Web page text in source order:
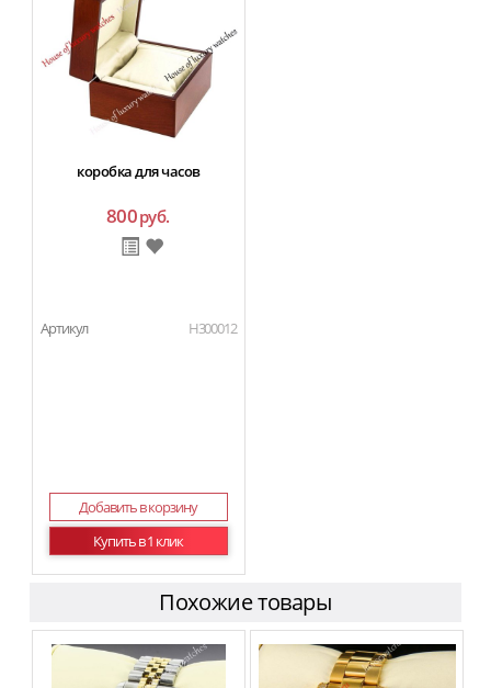
коробка для часов
800руб.
Артикул H300012
Добавить в корзину
Купить в 1 клик
Похожие товары